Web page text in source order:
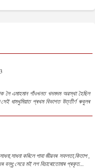
লৈ এমাহমান গাঁওখনত খদমদম অৱস্থা হৈছিল
ধামখুমিয়াত প্ৰথম বিভাগত উত্তীৰ্ণ ৰুবুলৰ
কৰিলে পাবা জীৱনৰ সফলতা,কিতাপ ,
বন্ধু;সেয়ে মই লগ বিচাৰোতোমাৰ প্ৰকৃত...